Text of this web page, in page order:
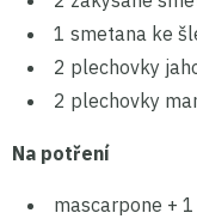
1 smetana ke
2 plechovky
2 plechovky
Na potření
mascarpone +